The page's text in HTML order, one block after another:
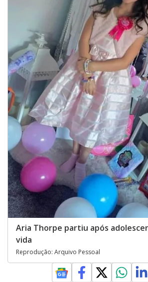
Aria Thorpe partiu após
vida
Reprodução: Arquivo Pessoal